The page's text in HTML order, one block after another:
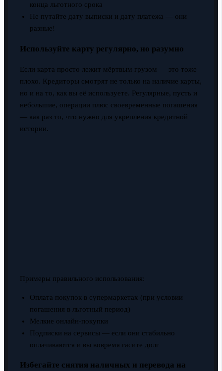
конца льготного срока
Не путайте дату выписки и дату платежа — они
разные!
Используйте карту регулярно, но разумно
Если карта просто лежит мёртвым грузом — это тоже
плохо. Кредиторы смотрят не только на наличие карты,
но и на то, как вы её используете. Регулярные, пусть и
небольшие, операции плюс своевременные погашения
— как раз то, что нужно для укрепления кредитной
истории.
Примеры правильного использования:
Оплата покупок в супермаркетах (при условии
погашения в льготный период)
Мелкие онлайн-покупки
Подписки на сервисы — если они стабильно
оплачиваются и вы вовремя гасите долг
Избегайте снятия наличных и перевода на